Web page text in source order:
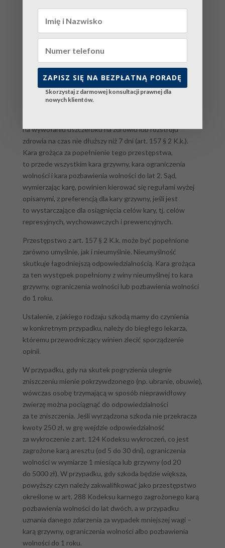
charytatywną lub na rzecz społeczności lokalnej,
w wymiarze od 20 do 40 godzin w stosunku miesięcznym.
obowiązku określonej pracy, orzec potrącenie od 10
do 25% wynagrodzenia za pracę na rzecz Skarbu Państwa
albo na cel społeczny wskazany przez sąd. W okresie
odbywania kary skazany nie może rozwiązać bez zgody
sądu stosunku pracy. Karę ograniczenia wolności
wymierza się od 1 miesiąca do 12 miesięcy.
na wywołaniu uszczerbku na zdrowiu lub rozstroju
zdrowia na czas nie dłuższy niż 7 dni (art. 157 § 2 K.k.).
Kara grożąca za popełnienie tego przestępstwa,
to przede wszystkim kara grzywny, kara ograniczenia
wolności i kara pozbawienia wolności do lat 2. Sąd,
wymierzając karę, powinien kierować się regułami wyżej
opisanymi, z preferencją dla kary grzywny, jeśli jest
to wystarczające dla osiągnięcia celów kary, tj. celów
represyjnych, wychowawczych i prewencyjnych.
Przestępstwo z art. 157 § 2 K.k. może być popełnione
zarówno umyślnie, jak i nieumyślnie. Nieumyślność
skutkuje łagodniejszą odpowiedzialnością. Kara grożąca
za ten występek popełniony z winy nieumyślnej to kara
grzywny, ograniczenia wolności lub pozbawienia wolności
do 1 roku.
Ustalenie, z jakiego rodzaju szkodą mamy do czynienia
w konkretnym przypadku, należy do biegłego lekarza,
któremu przewodniczący winien zlecić sporządzenie
opinii.
W przypadku, gdy na skutek pogryzienia ulegnie
zniszczeniu mienie pokrzywdzonego (np. ubranie, obuwie),
wówczas osobę trzymającą w sposób nieprawidłowy
zwierzę można pociągnąć do odpowiedzialności
za te zniszczenia. Jeśli wyrządzona szkoda nie przekracza
kwoty 250 zł, w grę wejdzie odpowiedzialność
za wykroczenie z art. 124 Kodeksu wykroczeń, co jest
zagrożone karą aresztu (od 5 do 30 dni), ograniczenia
wolności w wymiarze 1 miesiąca lub grzywny (od 20
do 5000 zł). W przypadku, gdy szkoda będzie większa,
powyższy czyn należy zakwalifikować jako przestępstwo
określone w art. 288 Kodeksu karnego zagrożonego karą
pozbawienia wolności do lat dwóch, a w przypadku
uznania danego zdarzenia za wypadek mniejszej wagi –
karą grzywny, ograniczenia wolności albo pozbawienia
wolności do 1 roku.
ZAPISZ SIĘ NA BEZPŁATNĄ PORADĘ
Skorzystaj z darmowej konsultacji prawnej dla
nowych klientów.